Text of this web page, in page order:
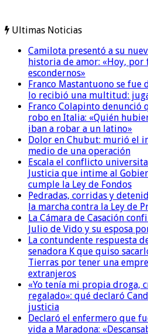
Ultimas Noticias
Camilota presentó a su
historia de amor: «Hoy,
escondernos»
Franco Mastantuono se fue
lo recibió una multitud:
Franco Colapinto denunció
robo en Italia: «Quién
iban a robar a un latino»
Dolor en Chubut: murió el
medio de una operación
Escala el conflicto
Justicia que intime al
cumple la Ley de Fondos
Pedradas, corridas y
la marcha contra la Ley de
La Cámara de Casación
Julio de Vido y su esposa
La contundente respuesta
senadora K que quiso
Tierras por tener una
extranjeros
«Yo tenía mi propia droga,
regalado»: qué declaró
justicia
Declaró el enfermero que
vida a Maradona: